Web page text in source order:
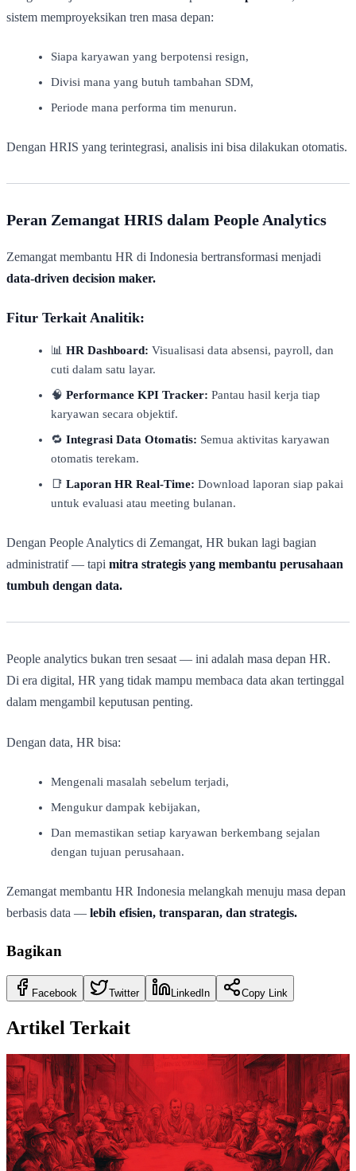
sistem memproyeksikan tren masa depan:
Siapa karyawan yang berpotensi resign,
Divisi mana yang butuh tambahan SDM,
Periode mana performa tim menurun.
Dengan HRIS yang terintegrasi, analisis ini bisa dilakukan otomatis.
Peran Zemangat HRIS dalam People Analytics
Zemangat membantu HR di Indonesia bertransformasi menjadi
data-driven decision maker.
Fitur Terkait Analitik:
📊 HR Dashboard: Visualisasi data absensi, payroll, dan
cuti dalam satu layar.
🧠 Performance KPI Tracker: Pantau hasil kerja tiap
karyawan secara objektif.
🔁 Integrasi Data Otomatis: Semua aktivitas karyawan
otomatis terekam.
📑 Laporan HR Real-Time: Download laporan siap pakai
untuk evaluasi atau meeting bulanan.
Dengan People Analytics di Zemangat, HR bukan lagi bagian
administratif — tapi mitra strategis yang membantu perusahaan
tumbuh dengan data.
People analytics bukan tren sesaat — ini adalah masa depan HR.
Di era digital, HR yang tidak mampu membaca data akan tertinggal
dalam mengambil keputusan penting.
Dengan data, HR bisa:
Mengenali masalah sebelum terjadi,
Mengukur dampak kebijakan,
Dan memastikan setiap karyawan berkembang sejalan
dengan tujuan perusahaan.
Zemangat membantu HR Indonesia melangkah menuju masa depan
berbasis data — lebih efisien, transparan, dan strategis.
Bagikan
Facebook Twitter LinkedIn Copy Link
Artikel Terkait